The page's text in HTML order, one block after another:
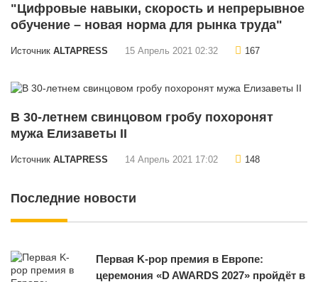
"Цифровые навыки, скорость и непрерывное
обучение – новая норма для рынка труда"
Источник ALTAPRESS 15 Апрель 2021 02:32 167
В 30-летнем свинцовом гробу похоронят
мужа Елизаветы II
Источник ALTAPRESS 14 Апрель 2021 17:02 148
Последние новости
Первая K-pop премия в Европе:
церемония «D AWARDS 2027» пройдёт в